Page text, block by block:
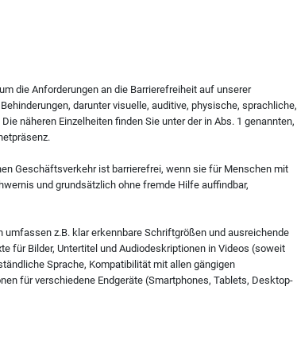
die Anforderungen an die Barrierefreiheit auf unserer
darunter visuelle, auditive, physische, sprachliche,
näheren Einzelheiten finden Sie unter der in Abs. 1 genannten,
Geschäftsverkehr ist barrierefrei, wenn sie für Menschen mit
und grundsätzlich ohne fremde Hilfe auffindbar,
z.B. klar erkennbare Schriftgrößen und ausreichende
für Bilder, Untertitel und Audiodeskriptionen in Videos (soweit
Sprache, Kompatibilität mit allen gängigen
für verschiedene Endgeräte (Smartphones, Tablets, Desktop-